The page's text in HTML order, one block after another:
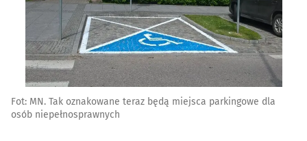
Fot: MN. Tak oznakowane teraz będą miejsca parkingowe dla
osób niepełnosprawnych